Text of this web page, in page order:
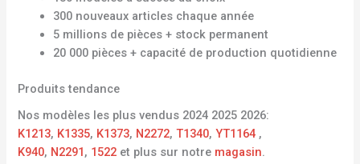
300 nouveaux articles chaque année
5 millions de pièces + stock permanent
20 000 pièces + capacité de production quotidienne
Produits tendance
Nos modèles les plus vendus 2024 2025 2026:
K1213, K1335, K1373, N2272,T1340,YT1164 ,
K940, N2291, 1522 et plus sur notre magasin.